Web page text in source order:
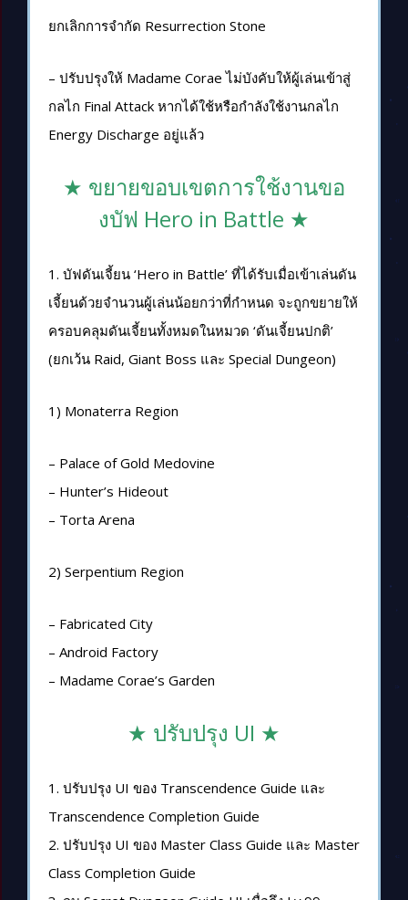
ยกเลิกการจำกัด Resurrection Stone
– ปรับปรุงให้ Madame Corae ไม่บังคับให้ผู้เล่นเข้าสู่
กลไก Final Attack หากได้ใช้หรือกำลังใช้งานกลไก
Energy Discharge อยู่แล้ว
★ ขยายขอบเขตการใช้งานขอ
งบัฟ Hero in Battle ★
1. บัฟดันเจี้ยน ‘Hero in Battle’ ที่ได้รับเมื่อเข้าเล่นดัน
เจี้ยนด้วยจำนวนผู้เล่นน้อยกว่าที่กำหนด จะถูกขยายให้
ครอบคลุมดันเจี้ยนทั้งหมดในหมวด ‘ดันเจี้ยนปกติ’
(ยกเว้น Raid, Giant Boss และ Special Dungeon)
1) Monaterra Region
– Palace of Gold Medovine
– Hunter’s Hideout
– Torta Arena
2) Serpentium Region
– Fabricated City
– Android Factory
– Madame Corae’s Garden
★ ปรับปรุง UI ★
1. ปรับปรุง UI ของ Transcendence Guide และ
Transcendence Completion Guide
2. ปรับปรุง UI ของ Master Class Guide และ Master
Class Completion Guide